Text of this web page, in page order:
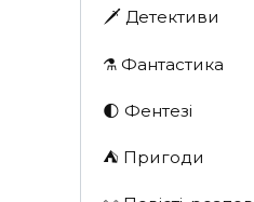
🗡 Детективи
⚗️ Фантастика
🌓 Фентезі
⛺️ Пригоди